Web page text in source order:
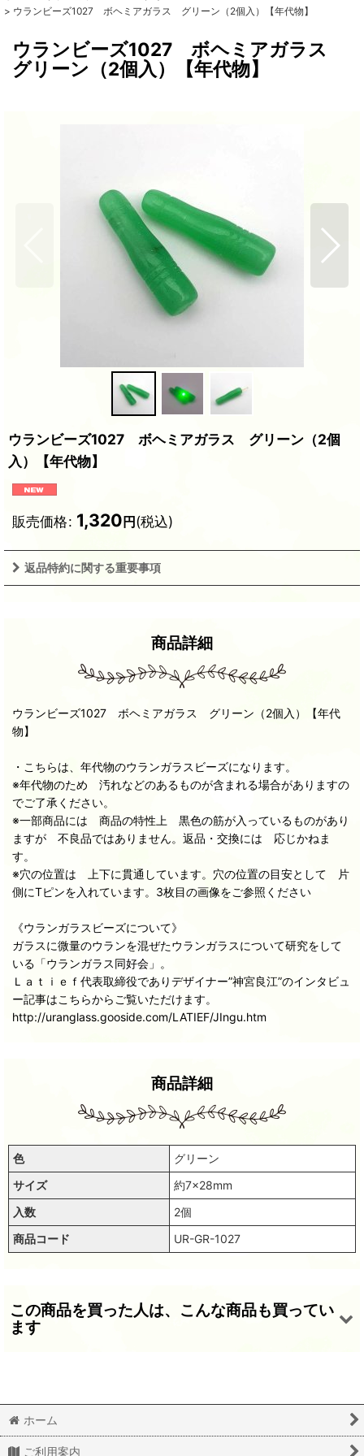
> ウランビーズ1027 ボヘミアガラス グリーン（2個入）【年代物】
ウランビーズ1027 ボヘミアガラス
グリーン（2個入）【年代物】
ウランビーズ1027 ボヘミアガラス グリーン（2個
入）【年代物】
販売価格: 1,320円(税込)
返品特約に関する重要事項
商品詳細
ウランビーズ1027 ボヘミアガラス グリーン（2個入）【年代
物】
・こちらは、年代物のウランガラスビーズになります。
※年代物のため 汚れなどのあるものが含まれる場合がありますの
でご了承ください。
※一部商品には 商品の特性上 黒色の筋が入っているものがあり
ますが 不良品ではありません。返品・交換には 応じかねま
す。
※穴の位置は 上下に貫通しています。穴の位置の目安として 片
側にTピンを入れています。3枚目の画像をご参照ください
《ウランガラスビーズについて》
ガラスに微量のウランを混ぜたウランガラスについて研究をして
いる「ウランガラス同好会」。
Ｌａｔｉｅｆ代表取締役でありデザイナー”神宮良江”のインタビュ
ー記事はこちらからご覧いただけます。
http://uranglass.gooside.com/LATIEF/JIngu.htm
商品詳細
色
グリーン
サイズ
約7×28mm
入数
2個
商品コード
UR-GR-1027
この商品を買った人は、こんな商品も買ってい
ます
ホーム
ご利用案内